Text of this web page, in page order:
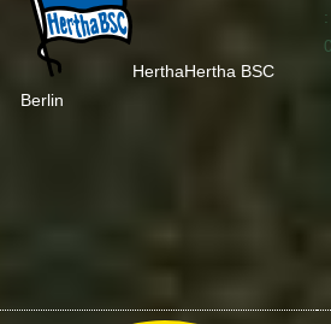
HerthaHertha BSC
Berlin
: